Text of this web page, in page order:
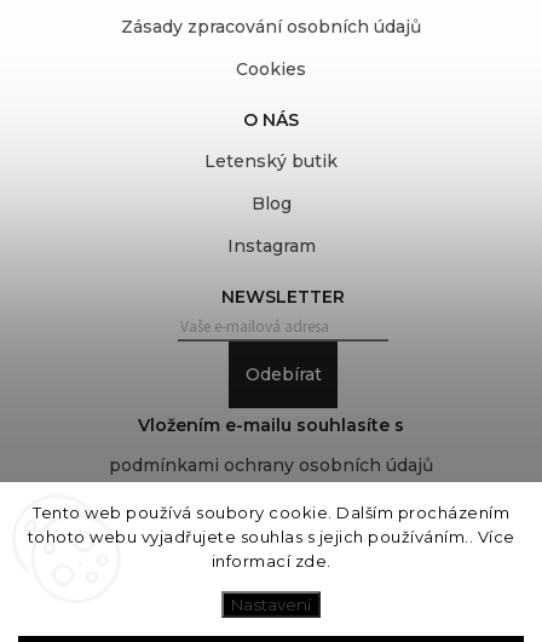
Tento web používá soubory cookie. Dalším procházením
tohoto webu vyjadřujete souhlas s jejich používáním.. Více
informací zde
Nastavení
Zásady zpracování osobních údajů
Cookies
O NÁS
Letenský butik
Blog
Instagram
NEWSLETTER
Odebírat
Vložením e-mailu souhlasíte s
podmínkami ochrany osobních údajů
COVEROVER
Upravit nastavení cookies